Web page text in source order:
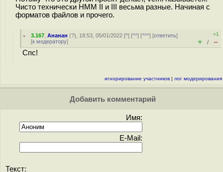
Чисто технически HMM II и III весьма разные. Начиная с
форматов файлов и прочего.
3.167 ,Ананан (?), 18:53, 05/01/2022 [^] [^^] [^^^] [ответить]
[к модератору]
+1
+ / –
Спс!
игнорирование участников | лог модерирования
Добавить комментарий
Имя:
E-Mail:
Текст: